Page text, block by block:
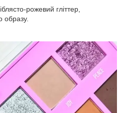
рожевий гліттер,
образу.